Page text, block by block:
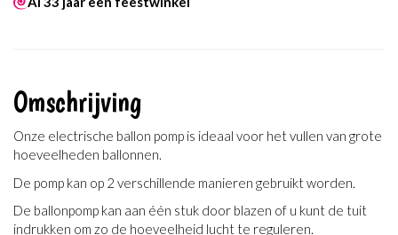
Omschrijving
Onze electrische ballon pomp is ideaal voor het vullen van grote
hoeveelheden ballonnen.
De pomp kan op 2 verschillende manieren gebruikt worden.
De ballonpomp kan aan één stuk door blazen of u kunt de tuit
indrukken om zo de hoeveelheid lucht te reguleren.